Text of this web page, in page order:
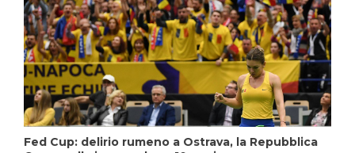
Fed Cup: delirio rumeno a Ostrava, la Repubblica